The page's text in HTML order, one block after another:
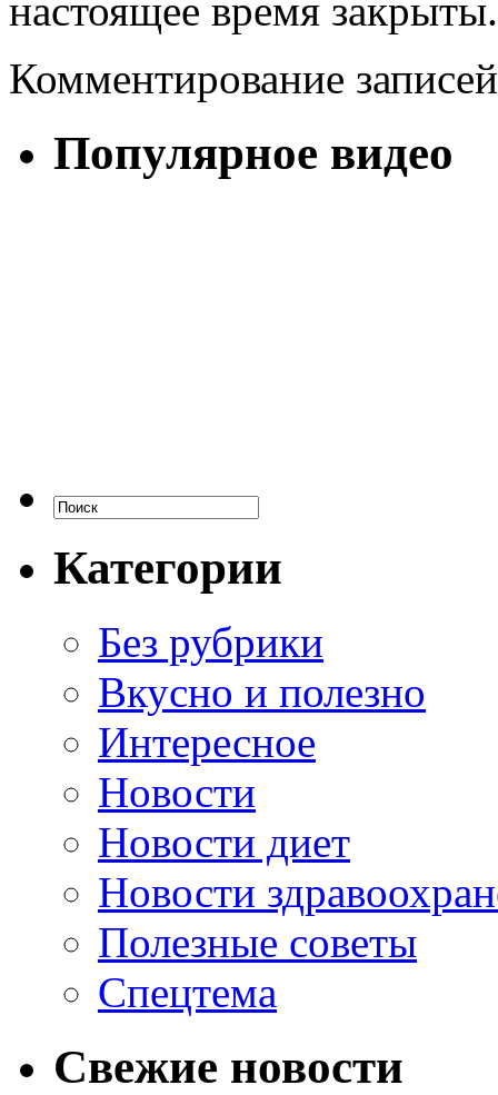
настоящее время закрыты.
Комментирование
Популярное видео
Категории
Без рубрики
Вкусно и полезно
Интересное
Новости
Новости диет
Новости
Полезные советы
Спецтема
Свежие новости